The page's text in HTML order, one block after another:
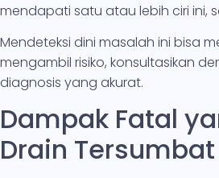
mendapati satu atau lebih ciri ini,
Mendeteksi dini masalah ini bisa
mengambil risiko, konsultasikan
diagnosis yang akurat.
Dampak Fatal
Drain Tersumbat